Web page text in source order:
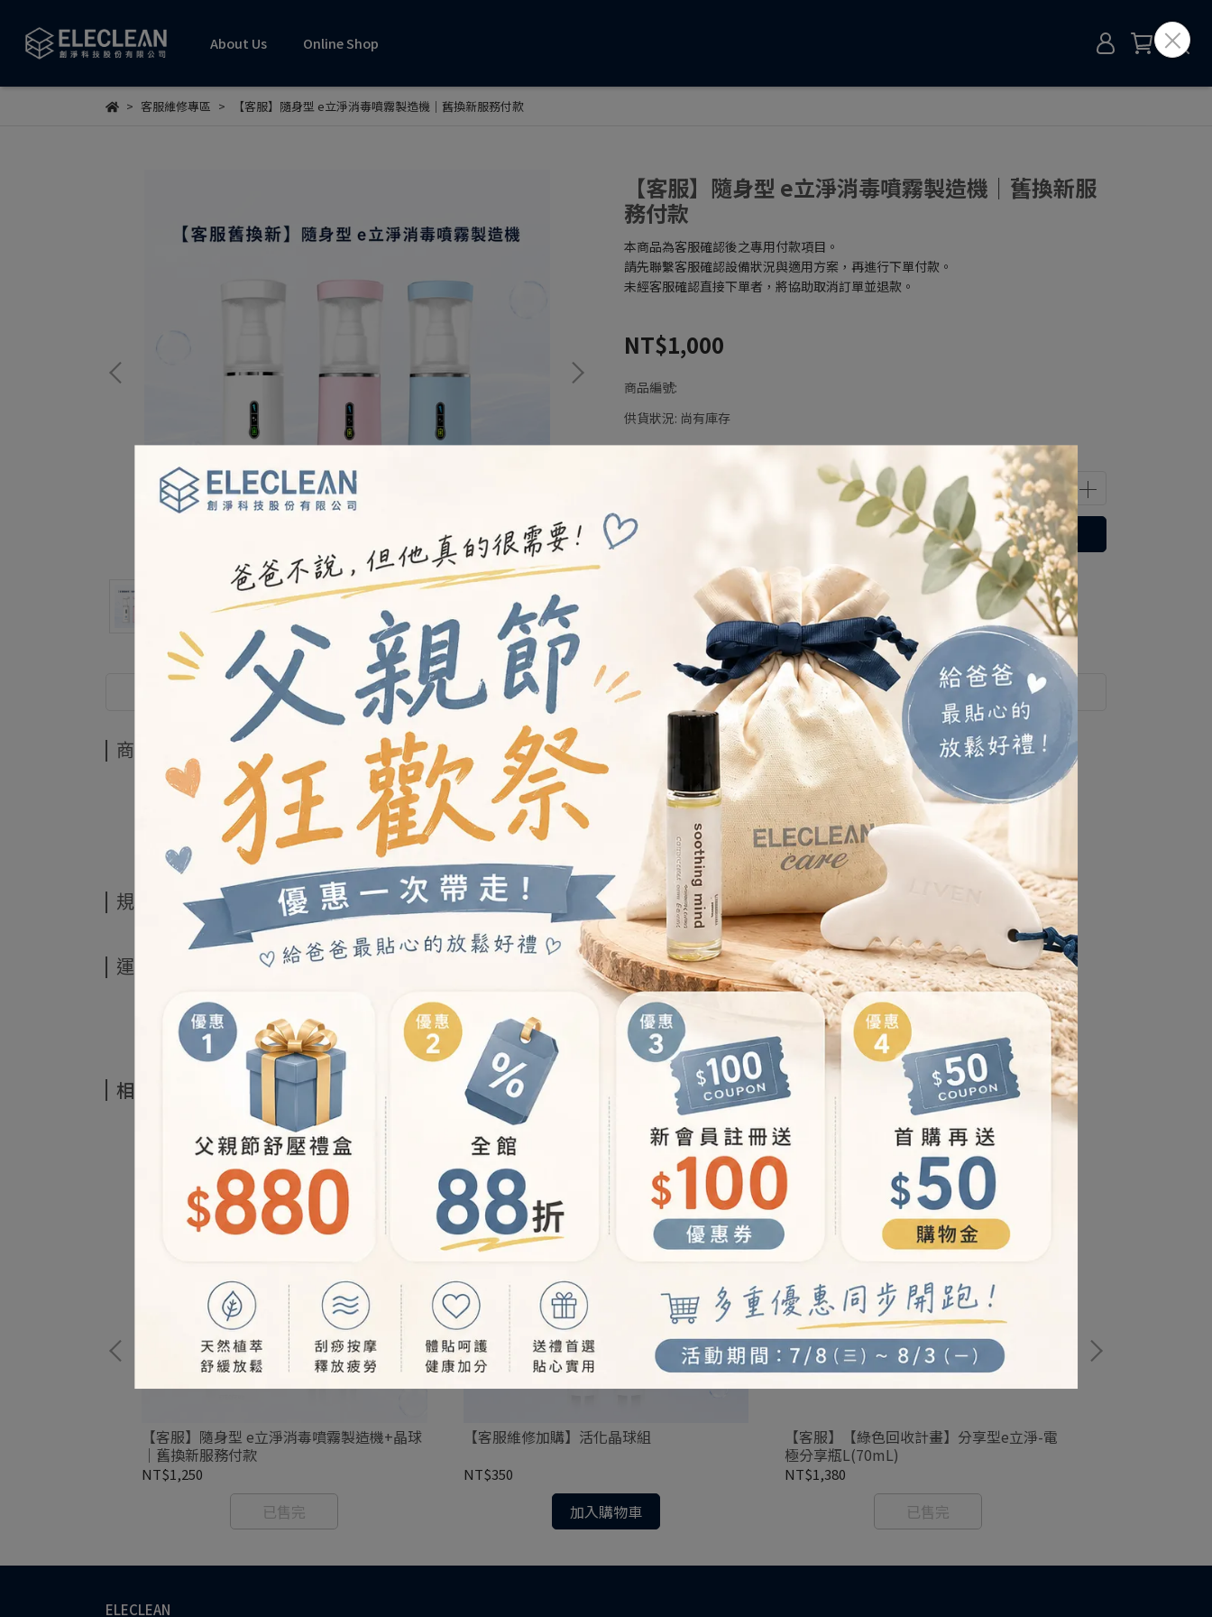
About Us Online Shop
客服維修專區 【客服】隨身型 e立淨消毒噴霧製造機｜舊換新服務付款
【客服】隨身型 e立淨消毒噴霧製造機｜舊換新服
務付款
本商品為客服確認後之專用付款項目。
請先聯繫客服確認設備狀況與適用方案，再進行下單付款。
未經客服確認直接下單者，將協助取消訂單並退款。
NT$1,000
商品編號:
供貨狀況: 尚有庫存
立即購買
加入最愛
商品介紹 規格說明 運送方式
商品介紹
規格說明
運送方式
相關商品
【客服】隨身型 e立淨消毒噴霧製造機+晶球
｜舊換新服務付款
NT$1,250
已售完
【客服維修加購】活化晶球組
NT$350
加入購物車
【客服】【綠色回收計畫】分享型e立淨-電
極分享瓶L(70mL)
NT$1,380
已售完
ELECLEAN